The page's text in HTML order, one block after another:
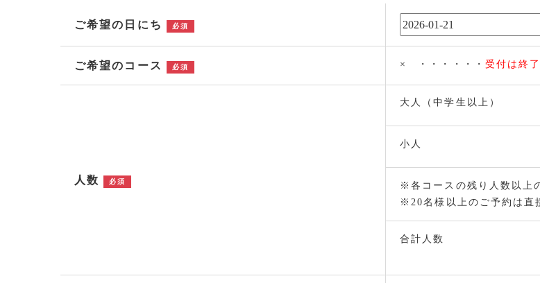
ご希望の日にち 必須
ご希望のコース 必須 × ・・・・・・ 受付は終
人数 必須
大人（中学生以上）
小人
※各コースの残り人数以上
※20名様以上のご予約は直
合計人数